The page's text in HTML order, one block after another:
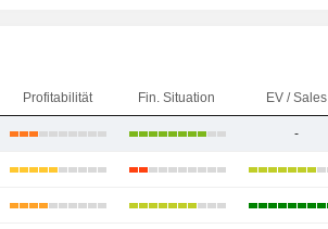
Profitabilität Fin. Situation EV / Sales
-